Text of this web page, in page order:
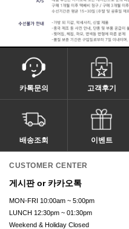
카톡문의 고객후기
배송조회 이벤트
CUSTOMER CENTER
게시판 or 카카오톡
MON-FRI 10:00am ~ 5:00pm
LUNCH 12:30pm ~ 01:30pm
Weekend & Holiday Closed